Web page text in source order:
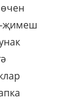
җимеш